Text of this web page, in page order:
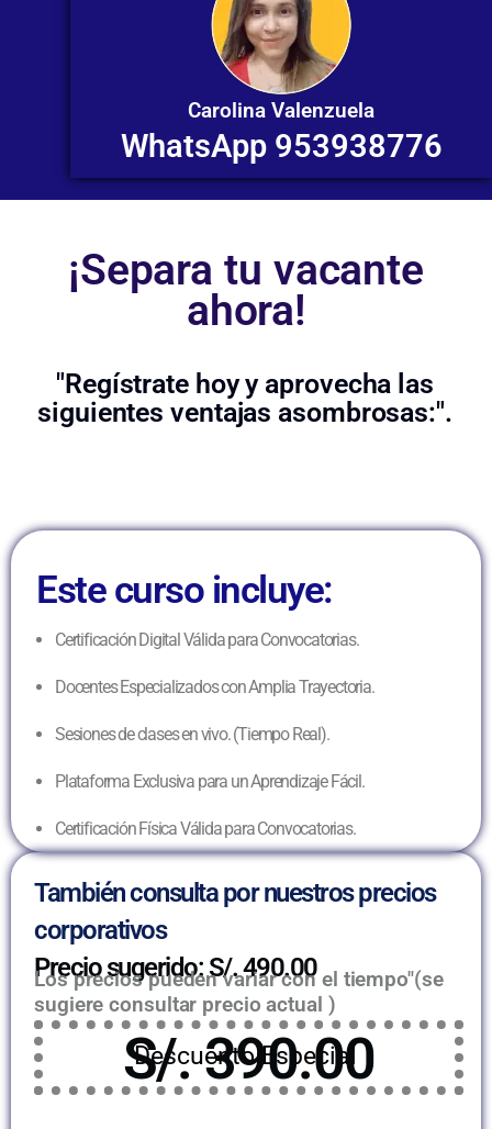
Carolina Valenzuela
WhatsApp 953938776
¡Separa tu vacante
ahora!
"Regístrate hoy y aprovecha las
siguientes ventajas asombrosas:".
Este curso incluye:
Certificación Digital Válida para Convocatorias.
Docentes Especializados con Amplia Trayectoria.
Sesiones de clases en vivo. (Tiempo Real).
Plataforma Exclusiva para un Aprendizaje Fácil.
Certificación Física Válida para Convocatorias.
También consulta por nuestros precios
corporativos
Precio sugerido: S/. 490.00
Los precios pueden variar con el tiempo"(se
sugiere consultar precio actual )
Descuento Especial
S/. 390.00